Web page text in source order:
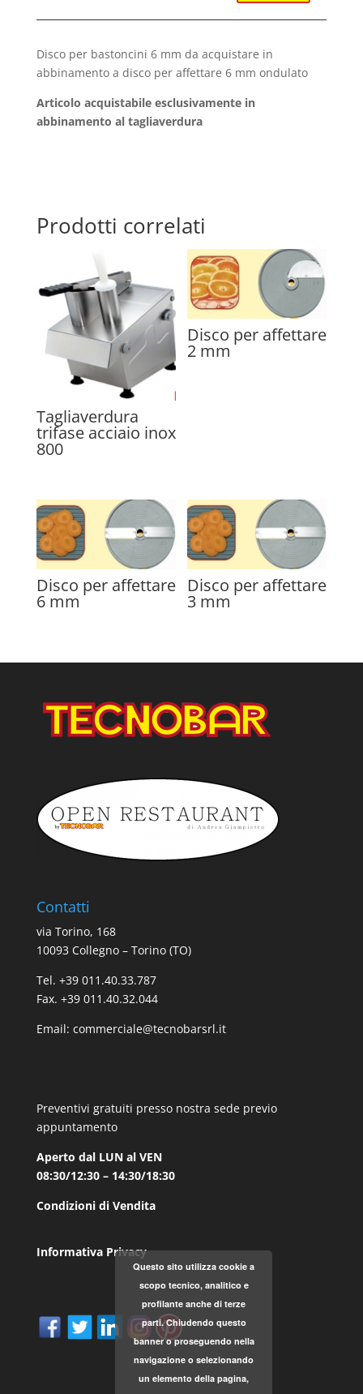
Disco per bastoncini 6 mm da acquistare in
abbinamento a disco per affettare 6 mm ondulato
Articolo acquistabile esclusivamente in
abbinamento al tagliaverdura
Prodotti correlati
Tagliaverdura
trifase acciaio inox
800
Disco per affettare
2 mm
Disco per affettare
6 mm
Disco per affettare
3 mm
Contatti
via Torino, 168
10093 Collegno – Torino (TO)
Tel. +39 011.40.33.787
Fax. +39 011.40.32.044
Email: commerciale@tecnobarsrl.it
Preventivi gratuiti presso nostra sede previo
appuntamento
Aperto dal LUN al VEN
08:30/12:30 – 14:30/18:30
Condizioni di Vendita
Informativa Privacy
Questo sito utilizza cookie a
scopo tecnico, analitico e
profilante anche di terze
parti. Chiudendo questo
banner o proseguendo nella
navigazione o selezionando
un elemento della pagina,